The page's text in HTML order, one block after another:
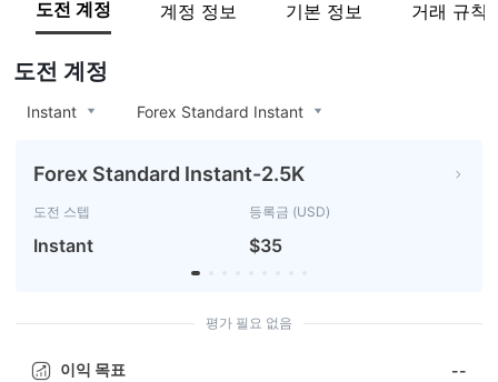
도전 계정 계정 정보 기본 정보 거래 규칙
도전 계정
Instant Forex Standard Instant
Forex Standard Instant-2.5K
도전 스텝
Instant
등록금 (USD)
$35
평가 필요 없음
이익 목표 --